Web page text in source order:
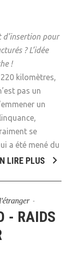
d’insertion pour
? L’idée
!
kilomètres,
pas un
un
se
a été mené du
LIRE PLUS
- RAIDS